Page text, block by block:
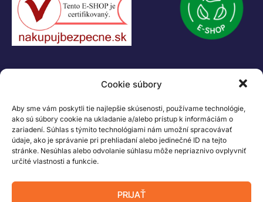
Cookie súbory
Aby sme vám poskytli tie najlepšie skúsenosti, používame technológie,
ako sú súbory cookie na ukladanie a/alebo prístup k informáciám o
zariadení. Súhlas s týmito technológiami nám umožní spracovávať
údaje, ako je správanie pri prehliadaní alebo jedinečné ID na tejto
stránke. Nesúhlas alebo odvolanie súhlasu môže nepriaznivo ovplyvniť
určité vlastnosti a funkcie.
PRIJAŤ
+421 907 919 608
legacik@legacik.sk
Legáčik s.r.o
Hrnčiarska 2/A
04001 Košice